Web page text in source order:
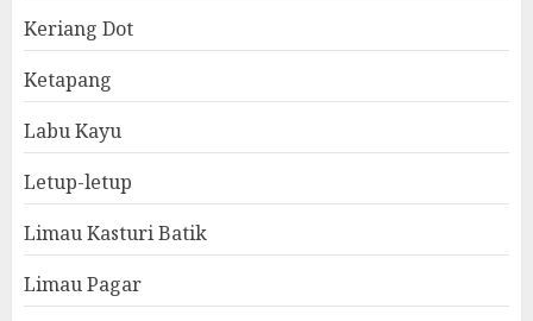
Keriang Dot
Ketapang
Labu Kayu
Letup-letup
Limau Kasturi Batik
Limau Pagar